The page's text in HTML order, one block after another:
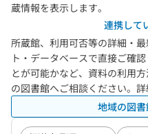
蔵情報を表示します。
連携して
所蔵館、利用可否等の詳細・
ト・データベースで直接ご確
とが可能かなど、資料の利用
の図書館へご相談ください。詳
地域の図